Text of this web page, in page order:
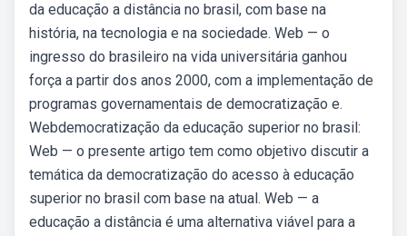
da educação a distância no brasil, com base na
história, na tecnologia e na sociedade. Web — o
ingresso do brasileiro na vida universitária ganhou
força a partir dos anos 2000, com a implementação de
programas governamentais de democratização e.
Webdemocratização da educação superior no brasil:
Web — o presente artigo tem como objetivo discutir a
temática da democratização do acesso à educação
superior no brasil com base na atual. Web — a
educação a distância é uma alternativa viável para a